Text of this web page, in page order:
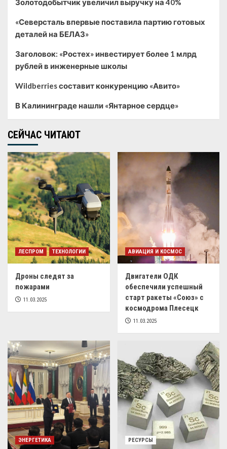
Золотодобытчик увеличил выручку на 40%
«Северсталь впервые поставила партию готовых
деталей на БЕЛАЗ»
Заголовок: «Ростех» инвестирует более 1 млрд
рублей в инженерные школы
Wildberries составит конкуренцию «Авито»
В Калининграде нашли «Янтарное сердце»
СЕЙЧАС ЧИТАЮТ
ЛЕСПРОМ ТЕХНОЛОГИИ
Дроны следят за
пожарами
11.03.2025
АВИАЦИЯ И КОСМОС
Двигатели ОДК
обеспечили успешный
старт ракеты «Союз» с
космодрома Плесецк
11.03.2025
ЭНЕРГЕТИКА РЕСУРСЫ